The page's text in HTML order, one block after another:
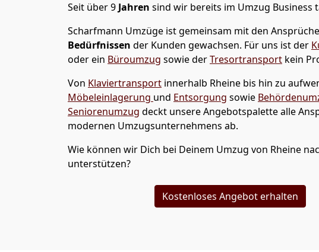
Seit über9 Jahren sind wir bereits im Umzug Business
Scharfmann Umzüge ist gemeinsam mit den
Bedürfnissen der Kunden gewachsen. Für uns ist der
oder ein Büroumzug sowie derTresortransport kein
Von Klaviertransport innerhalb Rheine bis hin zu
Möbeleinlagerung und Entsorgung sowie
Seniorenumzug deckt unsere Angebotspalette alle
modernen Umzugsunternehmens ab.
Wie können wir Dich bei Deinem Umzug von Rheine
unterstützen?
Kostenloses Angebot erhalten